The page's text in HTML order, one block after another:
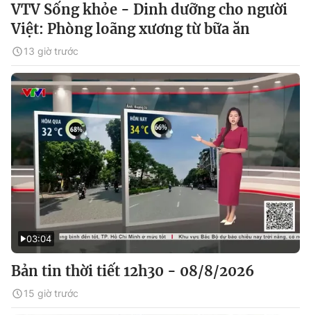
VTV Sống khỏe - Dinh dưỡng cho người
Việt: Phòng loãng xương từ bữa ăn
13 giờ trước
03:04
Bản tin thời tiết 12h30 - 08/8/2026
15 giờ trước